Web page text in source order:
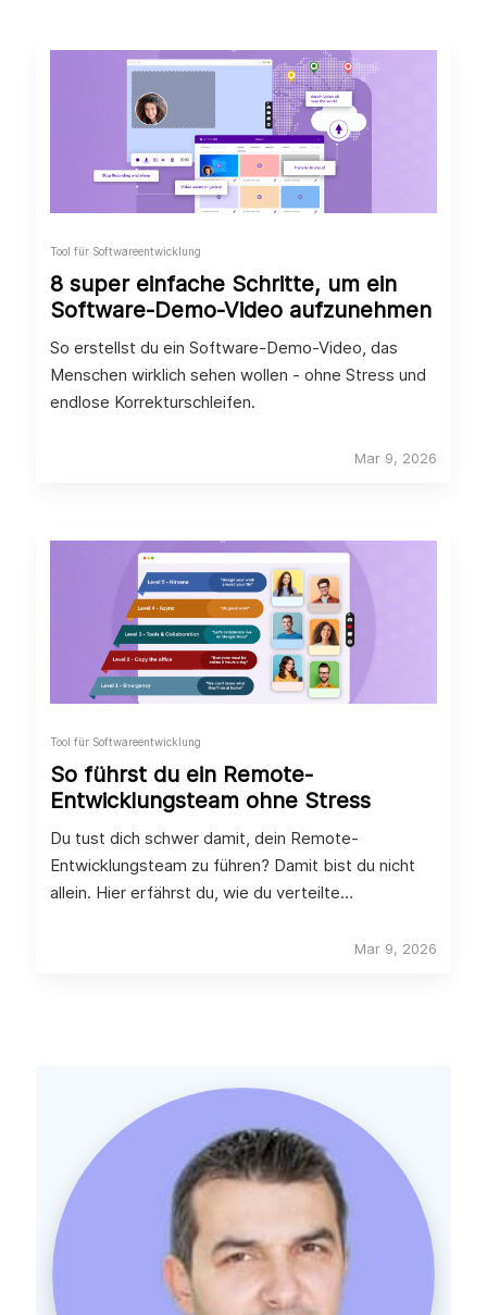
Tool für Softwareentwicklung
8 super einfache Schritte, um ein
Software-Demo-Video aufzunehmen
So erstellst du ein Software-Demo-Video, das
Menschen wirklich sehen wollen - ohne Stress und
endlose Korrekturschleifen.
Mar 9, 2026
Tool für Softwareentwicklung
So führst du ein Remote-
Entwicklungsteam ohne Stress
Du tust dich schwer damit, dein Remote-
Entwicklungsteam zu führen? Damit bist du nicht
allein. Hier erfährst du, wie du verteilte
Mar 9, 2026